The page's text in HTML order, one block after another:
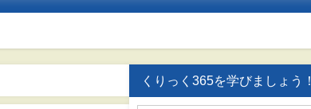
くりっく365を学びましょう！